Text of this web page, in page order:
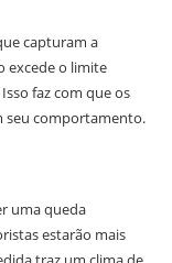
capturam a
excede o limite
faz com que os
seu comportamento.
uma queda
estarão mais